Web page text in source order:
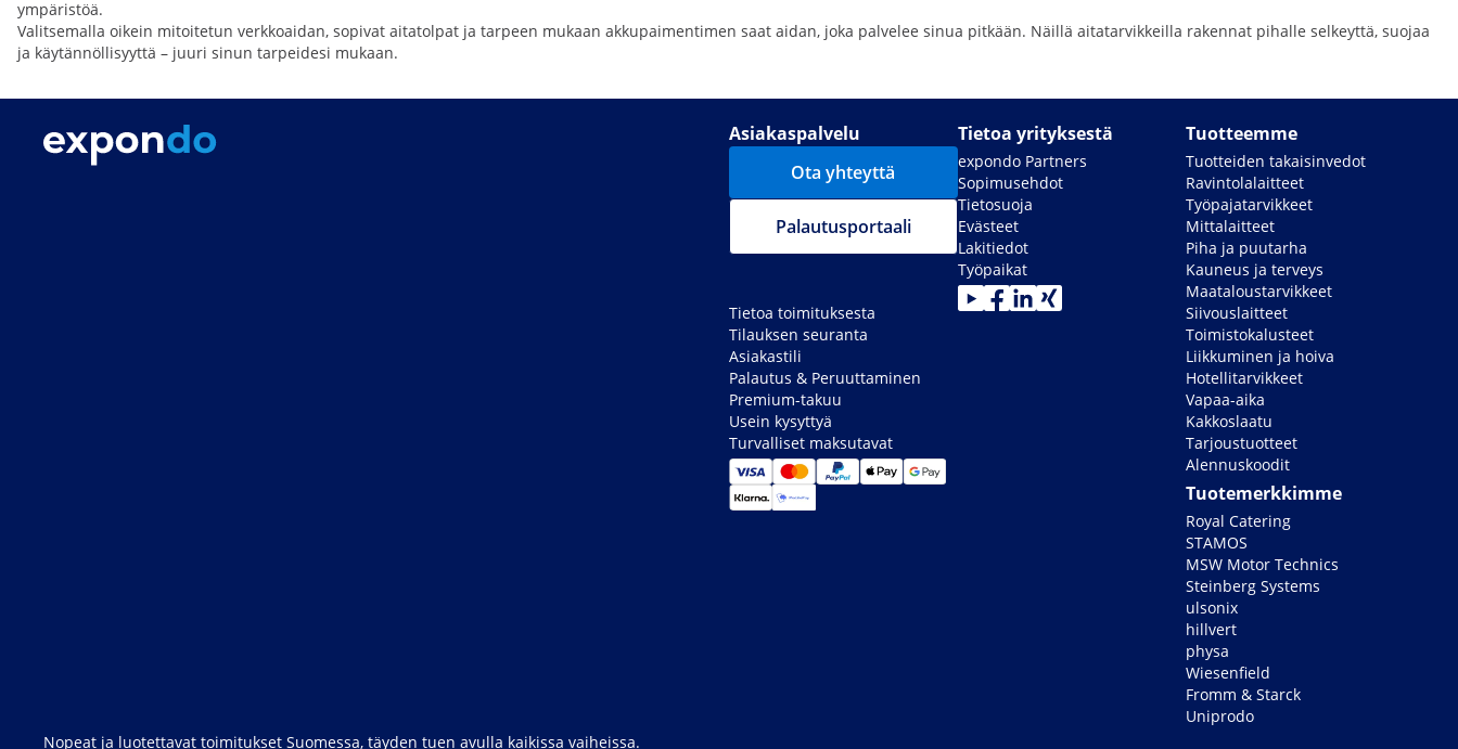
ympäristöä.
Valitsemalla oikein mitoitetun verkkoaidan, sopivat aitatolpat ja tarpeen mukaan akkupaimentimen saat aidan, joka palvelee sinua pitkään. Näillä aitatarvikkeilla rakennat pihalle selkeyttä, suojaa
ja käytännöllisyyttä – juuri sinun tarpeidesi mukaan.
Asiakaspalvelu
Ota yhteyttä
Palautusportaali
Tietoa toimituksesta
Tilauksen seuranta
Asiakastili
Palautus & Peruuttaminen
Premium-takuu
Usein kysyttyä
Turvalliset maksutavat
Tietoa yrityksestä
expondo Partners
Sopimusehdot
Tietosuoja
Evästeet
Lakitiedot
Työpaikat
Tuotteemme
Tuotteiden takaisinvedot
Ravintolalaitteet
Työpajatarvikkeet
Mittalaitteet
Piha ja puutarha
Kauneus ja terveys
Maataloustarvikkeet
Siivouslaitteet
Toimistokalusteet
Liikkuminen ja hoiva
Hotellitarvikkeet
Vapaa-aika
Kakkoslaatu
Tarjoustuotteet
Alennuskoodit
Tuotemerkkimme
Royal Catering
STAMOS
MSW Motor Technics
Steinberg Systems
ulsonix
hillvert
physa
Wiesenfield
Fromm & Starck
Uniprodo
Nopeat ja luotettavat toimitukset Suomessa, täyden tuen avulla kaikissa vaiheissa.